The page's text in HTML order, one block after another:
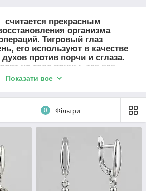
считается прекрасным
организма
Тигровый глаз
его используют в качестве
против порчи и сглаза.
на теле воины, так как
убережет их от ранений и
риском для жизни или
Украшения с
способен укрепить волю к
Показати все
0 Фільтри